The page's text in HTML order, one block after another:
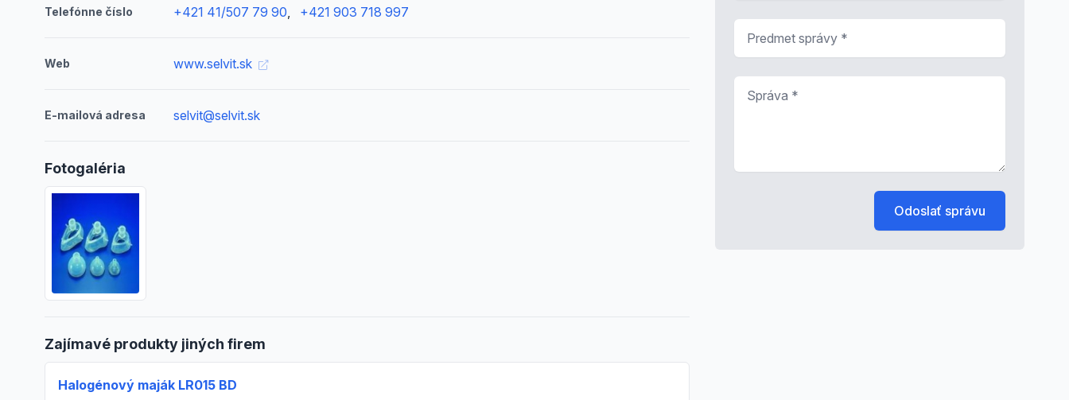
Telefónne číslo +421 41/507 79 90, +421 903 718 997
Web www.selvit.sk
E-mailová adresa selvit@selvit.sk
Fotogaléria
Zajímavé produkty jiných firem
Halogénový maják LR015 BD
Odoslať správu